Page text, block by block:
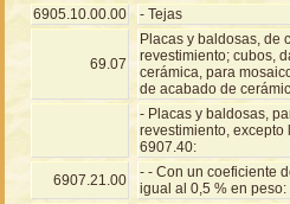
6905.10.00.00
- Tejas
69.07
Placas y baldosas, de
revestimiento; cubos,
cerámica, para
de acabado de
- Placas y baldosas,
revestimiento,
6907.40:
6907.21.00
- - Con un coeficiente
igual al 0,5 % en peso: